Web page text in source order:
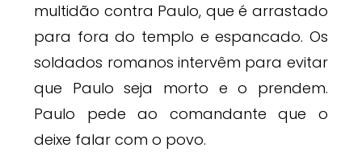
multidão contra Paulo, que é arrastado
para fora do templo e espancado. Os
soldados romanos intervêm para evitar
que Paulo seja morto e o prendem.
Paulo pede ao comandante que o
deixe falar com o povo.